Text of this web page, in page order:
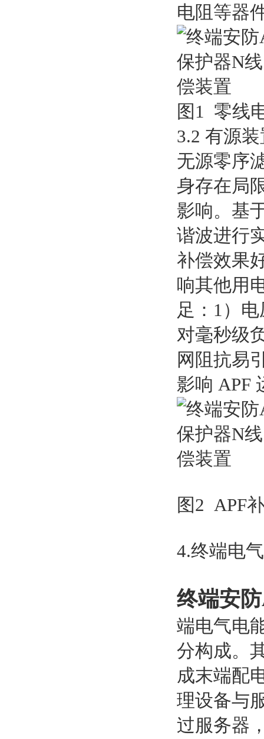
电阻等器
图1 零线
3.2 有源
无源零序
身存在局
影响。基
谐波进行
补偿效果
响其他用
足：1）
对毫秒级
网阻抗易
影响 APF
图2 APF
4.终端电
终端安
端电气电
分构成。
成末端配
理设备与
过服务器